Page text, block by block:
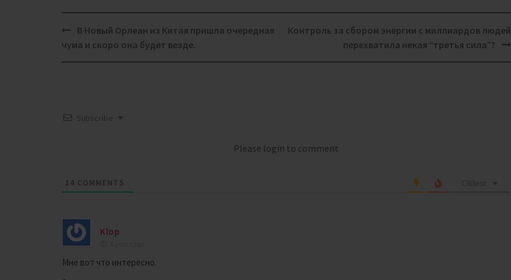
Post
navigation
В Новый Орлеан из Китая пришла очередная
чума и скоро она будет везде.
Контроль за сбором энергии с миллиардов людей
перехватила некая “третья сила”?
Please login to comment
14 COMMENTS
Klop
Мне вот что интересно.